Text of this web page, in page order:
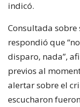
indicó.
Consultada sobre
respondió que
disparo, nada”,
previos al
alertar sobre el
escucharon